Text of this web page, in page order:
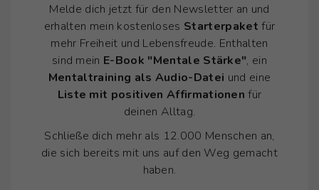
Melde dich jetzt für den Newsletter an und
erhalten mein kostenloses Starterpaket für
mehr Freiheit und Lebensfreude. Enthalten
sind mein E-Book "Mentale Stärke", ein
Mentaltraining als Audio-Datei und eine
Liste mit positiven Affirmationen für
deinen Alltag.
Schließe dich mehr als 12.000 Menschen an,
die sich bereits mit uns auf den Weg gemacht
haben.